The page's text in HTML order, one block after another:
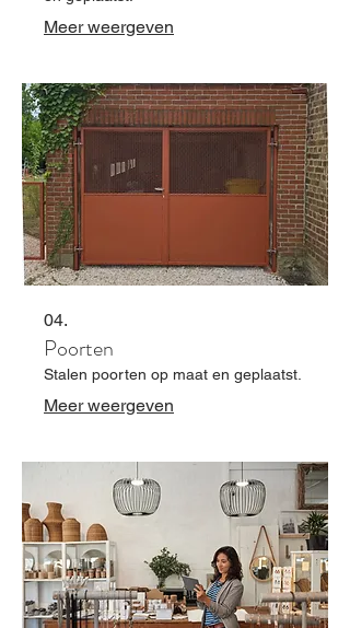
Meer weergeven
04.
Poorten
Stalen poorten op maat en geplaatst.
Meer weergeven